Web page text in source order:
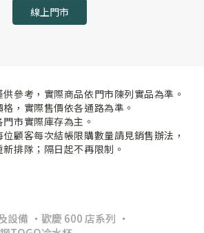
線上門市
參考，實際商品依門市陳列實品為準。
，實際售價依各通路為準。
市實際庫存為主。
顧客每次結帳限購數量請見銷售辦法，
排隊；隔日起不再限制。
設備
歡慶 600 店系列